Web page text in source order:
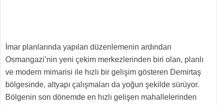
İmar planlarında yapılan düzenlemenin ardından
Osmangazi’nin yeni çekim merkezlerinden biri olan, planlı
ve modern mimarisi ile hızlı bir gelişim gösteren Demirtaş
bölgesinde, altyapı çalışmaları da yoğun şekilde sürüyor.
Bölgenin son dönemde en hızlı gelişen mahallelerinden